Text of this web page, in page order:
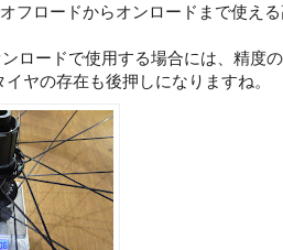
フロードからオンロードまで使え
ロードで使用する場合には、精度
ヤの存在も後押しになりますね。